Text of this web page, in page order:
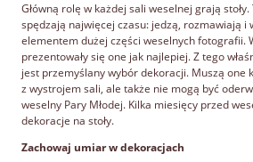
Główną rolę w każdej sali weselnej grają
spędzają najwięcej czasu: jedzą, rozmawiają i
elementem dużej części weselnych fotografii.
prezentowały się one jak najlepiej. Z tego
jest przemyślany wybór dekoracji. Muszą one
z wystrojem sali, ale także nie mogą być
weselny Pary Młodej. Kilka miesięcy przed
dekoracje na stoły.
Zachowaj umiar w dekoracjach